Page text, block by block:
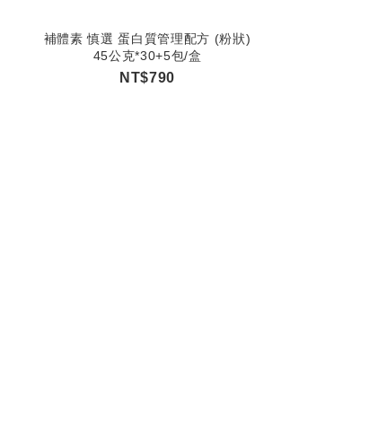
補體素 慎選 蛋白質管理配方 (粉狀)
45公克*30+5包/盒
NT$790